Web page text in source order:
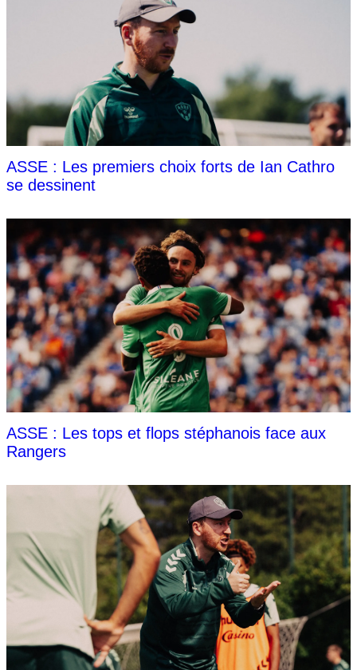
ASSE : Les premiers choix forts de Ian Cathro
se dessinent
ASSE : Les tops et flops stéphanois face aux
Rangers